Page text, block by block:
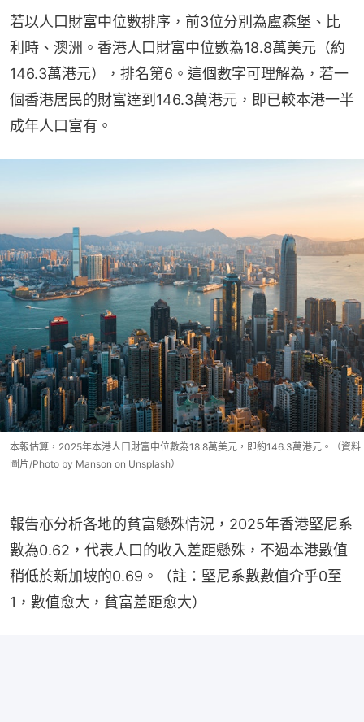
若以人口財富中位數排序，前3位分別為盧森堡、比
利時、澳洲。香港人口財富中位數為18.8萬美元（約
146.3萬港元），排名第6。這個數字可理解為，若一
個香港居民的財富達到146.3萬港元，即已較本港一半
成年人口富有。
本報估算，2025年本港人口財富中位數為18.8萬美元，即約146.3萬港元。（資料
圖片/Photo by Manson on Unsplash）
報告亦分析各地的貧富懸殊情況，2025年香港堅尼系
數為0.62，代表人口的收入差距懸殊，不過本港數值
稍低於新加坡的0.69。（註：堅尼系數數值介乎0至
1，數值愈大，貧富差距愈大）